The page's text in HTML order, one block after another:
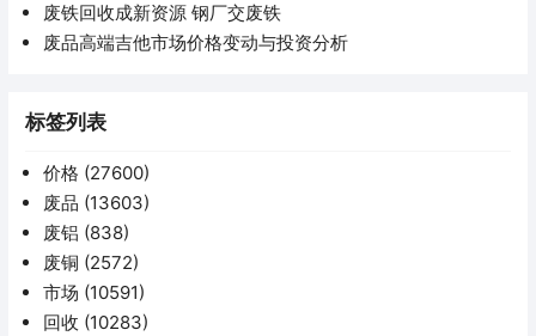
废铁回收成新资源 钢厂交废铁
废品高端吉他市场价格变动与投资分析
标签列表
价格 (27600)
废品 (13603)
废铝 (838)
废铜 (2572)
市场 (10591)
回收 (10283)